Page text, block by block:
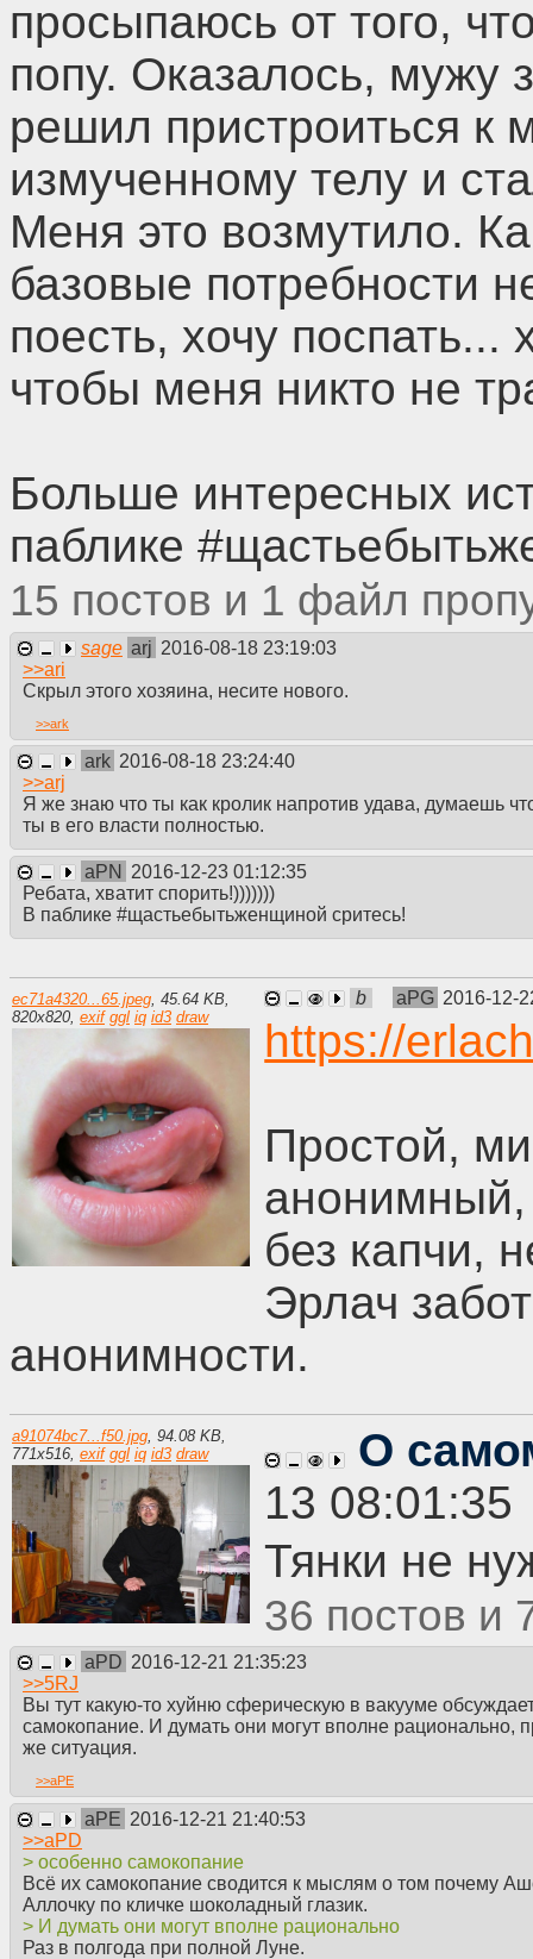
просыпаюсь от того,
попу. Оказалось, мужу
решил пристроиться к
измученному телу и
Меня это возмутило.
базовые потребности
поесть, хочу
чтобы меня никто не
Больше интересных
паблике
15 1
sage arj 2016-08-18 23:19:03
>>ari
Скрыл этого хозяина, несите нового.
>>ark
ark 2016-08-18 23:24:40
>>arj
Я же знаю что ты как кролик напротив удава, думаешь
ты в его власти полностью.
aPN
2016-12-23 01:12:35
Ребата, хватит спорить!)))))))
В паблике #щастьебытьженщиной сритесь!
ec71a4320...65.jpeg 45.64 KB
820x820 exif ggl iq id3 draw
b aPG 2016-12-
https://
Простой,
без капчи,
Эрлач
анонимности.
a91074bc7...f50.jpg 94.08 KB
771x516 exif ggl iq id3 draw
О
13 08:01:35
Тянки не
36
aPD 2016-12-21 21:35:23
>>5RJ
Вы тут какую-то хуйню сферическую в вакууме
самокопание. И думать они могут вполне рационально,
же ситуация.
>>aPE
aPE 2016-12-21 21:40:53
>>aPD
> особенно самокопание
Всё их самокопание сводится к мыслям о том почему
Аллочку по кличке шоколадный глазик.
> И думать они могут вполне рационально
Раз в полгода при полной Луне.